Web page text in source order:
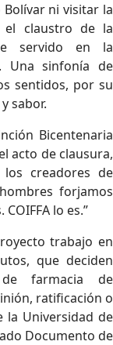
ni visitar la
el claustro de la
servido en la
Una sinfonía de
sentidos, por su
sabor.
Bicentenaria
acto de clausura,
creadores de
forjamos
lo es.”
trabajo en
que deciden
farmacia de
ratificación o
la Universidad de
Documento de